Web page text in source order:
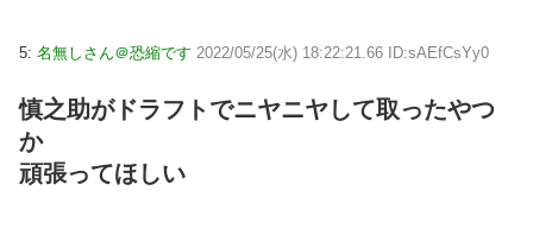
5: 名無しさん＠恐縮です 2022/05/25(水) 18:22:21.66 ID:sAEfCsYy0
慎之助がドラフトでニヤニヤして取ったやつ
か
頑張ってほしい